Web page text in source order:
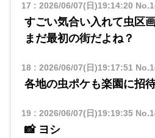
17 : 2026/06/07(日)19:14:20
すごい気合い入れて虫区
まだ最初の街だよね？
18: 2026/06/07(日)19:17:51
各地の虫ポケも楽園に招
19: 2026/06/07(日)19:19:35
📸 ヨシ